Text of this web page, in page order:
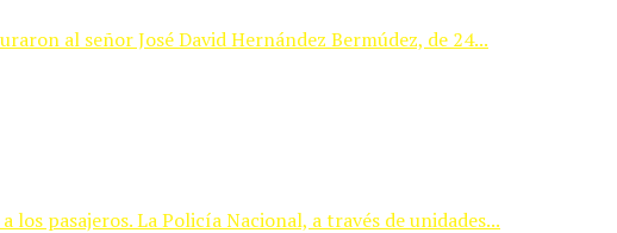
al señor José David Hernández Bermúdez, de 24...
pasajeros. La Policía Nacional, a través de unidades...